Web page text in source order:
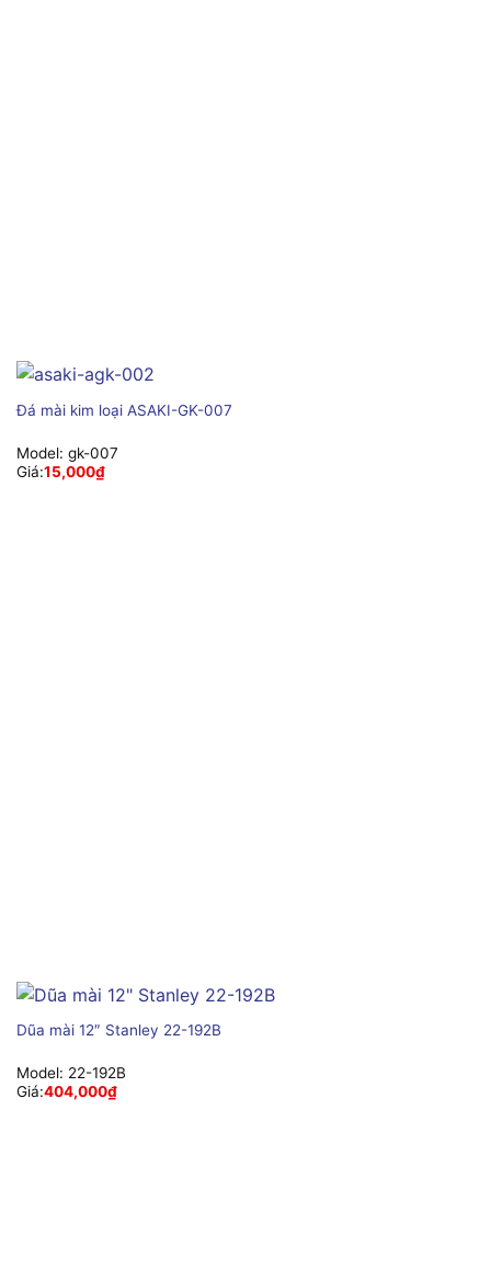
Đá mài kim loại ASAKI-GK-007
Model: gk-007
Giá:15,000₫
Dũa mài 12″ Stanley 22-192B
Model: 22-192B
Giá:404,000₫